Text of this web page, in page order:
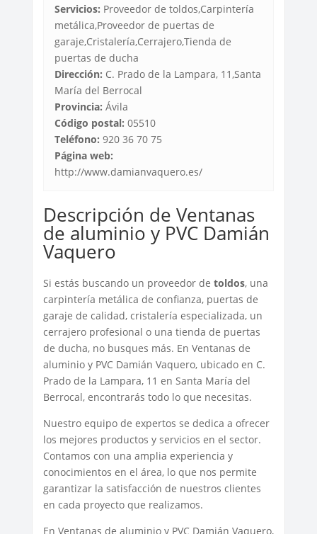
Servicios: Proveedor de toldos,Carpintería
metálica,Proveedor de puertas de
garaje,Cristalería,Cerrajero,Tienda de
puertas de ducha
Dirección: C. Prado de la Lampara, 11,Santa
María del Berrocal
Provincia: Ávila‎
Código postal: 05510
Teléfono: 920 36 70 75
Página web:
http://www.damianvaquero.es/
Descripción de Ventanas
de aluminio y PVC Damián
Vaquero
Si estás buscando un proveedor de toldos, una
carpintería metálica de confianza, puertas de
garaje de calidad, cristalería especializada, un
cerrajero profesional o una tienda de puertas
de ducha, no busques más. En Ventanas de
aluminio y PVC Damián Vaquero, ubicado en C.
Prado de la Lampara, 11 en Santa María del
Berrocal, encontrarás todo lo que necesitas.
Nuestro equipo de expertos se dedica a ofrecer
los mejores productos y servicios en el sector.
Contamos con una amplia experiencia y
conocimientos en el área, lo que nos permite
garantizar la satisfacción de nuestros clientes
en cada proyecto que realizamos.
En Ventanas de aluminio y PVC Damián Vaquero,